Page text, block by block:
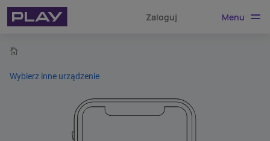
Zaloguj Menu
Wybierz inne urządzenie